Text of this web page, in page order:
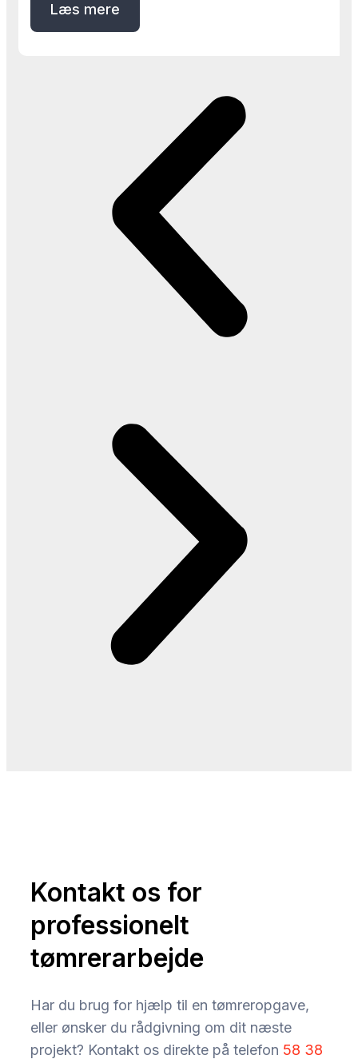
Læs mere
Kontakt os for
professionelt
tømrerarbejde
Har du brug for hjælp til en tømreropgave,
eller ønsker du rådgivning om dit næste
projekt? Kontakt os direkte på telefon 58 38